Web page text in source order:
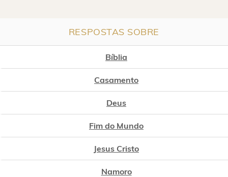
RESPOSTAS SOBRE
Bíblia
Casamento
Deus
Fim do Mundo
Jesus Cristo
Namoro